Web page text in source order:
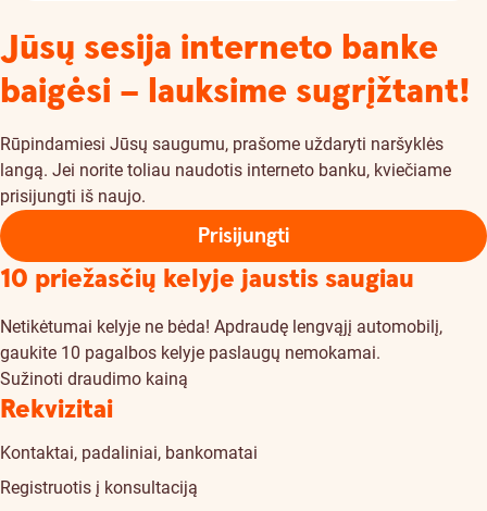
Jūsų sesija interneto banke
baigėsi – lauksime sugrįžtant!
Rūpindamiesi Jūsų saugumu, prašome uždaryti naršyklės
langą. Jei norite toliau naudotis interneto banku, kviečiame
prisijungti iš naujo.
Prisijungti
10 priežasčių kelyje jaustis saugiau
Netikėtumai kelyje ne bėda! Apdraudę lengvąjį automobilį,
gaukite 10 pagalbos kelyje paslaugų nemokamai.
Sužinoti draudimo kainą
Rekvizitai
Kontaktai, padaliniai, bankomatai
Registruotis į konsultaciją